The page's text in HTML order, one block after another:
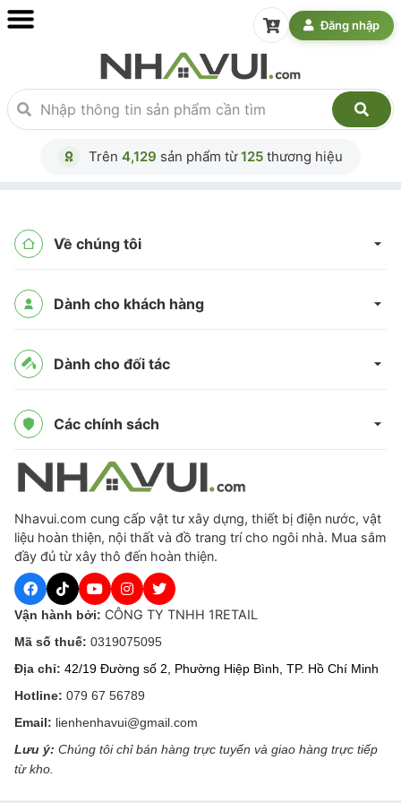
Đăng nhập
Trên 4,129 sản phẩm từ125 thương hiệu
Về chúng tôi
Dành cho khách hàng
Dành cho đối tác
Các chính sách
Nhavui.com cung cấp vật tư xây dựng, thiết bị điện nước, vật
liệu hoàn thiện, nội thất và đồ trang trí cho ngôi nhà. Mua sắm
đầy đủ từ xây thô đến hoàn thiện.
Vận hành bởi: CÔNG TY TNHH 1RETAIL
Mã số thuế: 0319075095
Địa chỉ: 42/19 Đường số 2, Phường Hiệp Bình, TP. Hồ Chí Minh
Hotline: 079 67 56789
Email: lienhenhavui@gmail.com
Lưu ý: Chúng tôi chỉ bán hàng trực tuyến và giao hàng trực tiếp
từ kho.